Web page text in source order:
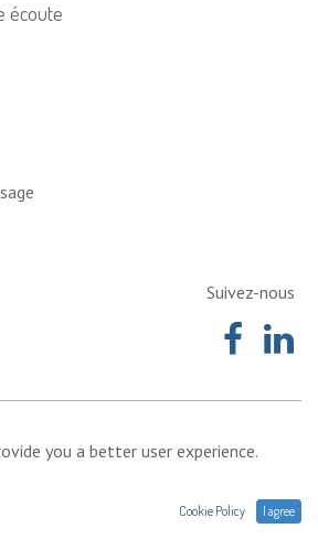
écoute
Suivez-nous
you a better user experience.
Cookie Policy I agree